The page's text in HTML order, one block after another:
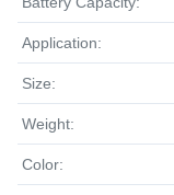
Application:
Size:
Weight:
Color: